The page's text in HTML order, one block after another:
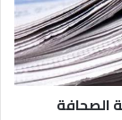
الصحافة